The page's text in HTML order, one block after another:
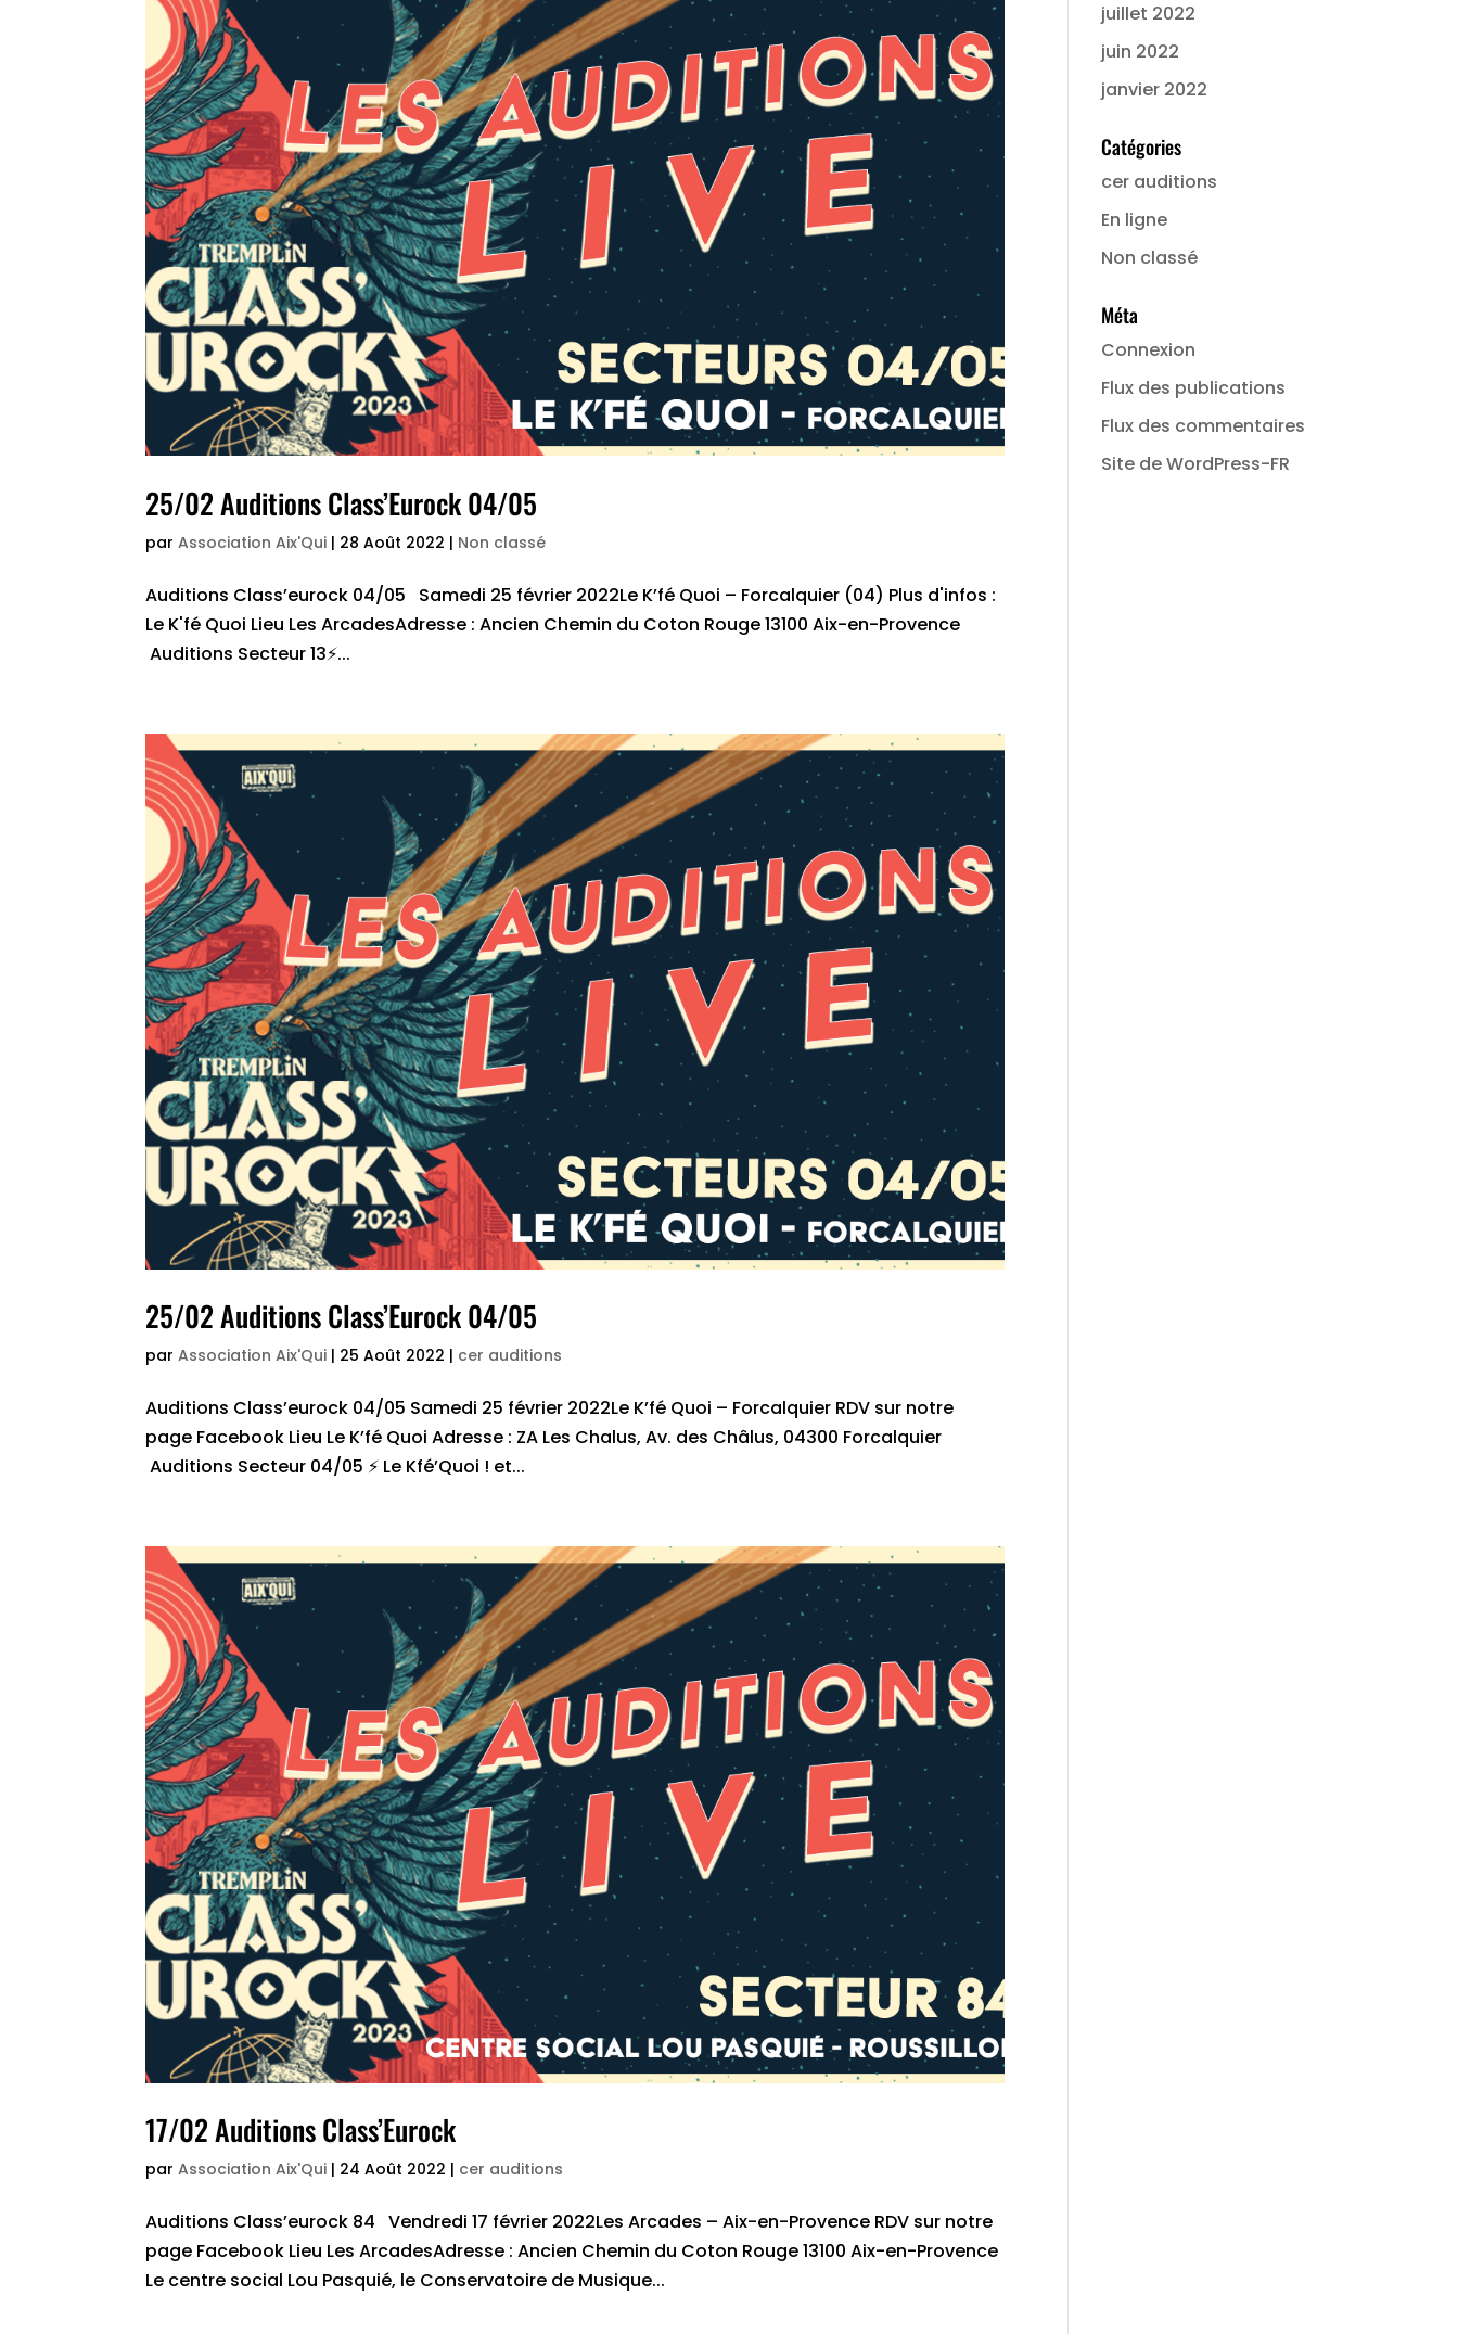
25/02 Auditions Class’Eurock 04/05
parAssociation Aix'Qui | 28 Août 2022 | Non classé
Auditions Class’eurock 04/05 Samedi 25 février 2022Le K’fé Quoi – Forcalquier (04) Plus d'infos :
Le K'fé Quoi Lieu Les ArcadesAdresse : Ancien Chemin du Coton Rouge 13100 Aix-en-Provence
Auditions Secteur 13⚡...
25/02 Auditions Class’Eurock 04/05
parAssociation Aix'Qui | 25 Août 2022 | cer auditions
Auditions Class’eurock 04/05 Samedi 25 février 2022Le K’fé Quoi – Forcalquier RDV sur notre
page Facebook Lieu Le K’fé Quoi Adresse : ZA Les Chalus, Av. des Châlus, 04300 Forcalquier
Auditions Secteur 04/05 ⚡ Le Kfé’Quoi ! et...
17/02 Auditions Class’Eurock
parAssociation Aix'Qui | 24 Août 2022 | cer auditions
Auditions Class’eurock 84 Vendredi 17 février 2022Les Arcades – Aix-en-Provence RDV sur notre
page Facebook Lieu Les ArcadesAdresse : Ancien Chemin du Coton Rouge 13100 Aix-en-Provence
Le centre social Lou Pasquié, le Conservatoire de Musique...
juillet 2022
juin 2022
janvier 2022
Catégories
cer auditions
En ligne
Non classé
Méta
Connexion
Flux des publications
Flux des commentaires
Site de WordPress-FR